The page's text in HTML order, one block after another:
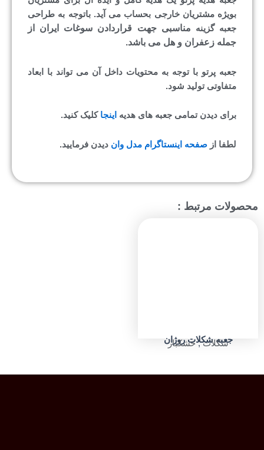
بویژه مشتریان خارجی بحساب می آید. باتوجه به طراحی
جعبه گزینه مناسبی جهت قراردادن سوغات ایران از
جمله زعفران و هل می باشد.
جعبه پرتو با توجه به محتویات داخل آن می تواند با ابعاد
متفاوتی تولید شود.
برای دیدن تمامی جعبه های هدیه اینجا کلیک کنید.
لطفا از صفحه اینستاگرام مدل وان دیدن فرمایید.
محصولات مرتبط :
جعبه شکلات روژان
شکلات, خشکبار